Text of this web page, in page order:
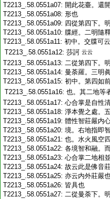
T2213_.58.0551a07: 開此花臺。還
T2213_.58.0551a08: 形也
T2213_.58.0551a09: 四從第四下。
T2213_.58.0551a10: 牒經。二明隨
T2213_.58.0551a11: 初中。交牒可
T2213_.58.0551a12: 莎訶 云云
T2213_.58.0551a13: 二從第四下。
T2213_.58.0551a14: 曼荼羅。三明
T2213_.58.0551a15: 初中。第四如
T2213_.58.0551a16: 也。其二地等
T2213_.58.0551a17: 心合掌是自性
T2213_.58.0551a18: 淨本覺之處。
T2213_.58.0551a19: 體性智莊嚴内
T2213_.58.0551a20: 境。右地指即
T2213_.58.0551a21: 也。水火風空
T2213_.58.0551a22: 各境智和融。
T2213_.58.0551a23: 心合掌二地相
T2213_.58.0551a24: 故云此是佛音
T2213_.58.0551a25: 亦云内外莊嚴
T2213_.58.0551a26: 皆具也
T2213_.58.0551a27: 二從曼荼下。